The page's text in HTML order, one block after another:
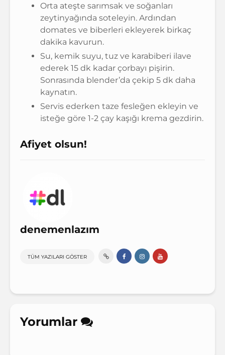
Orta ateşte sarımsak ve soğanları
zeytinyağında soteleyin. Ardından
domates ve biberleri ekleyerek birkaç
dakika kavurun.
Su, kemik suyu, tuz ve karabiberi ilave
ederek 15 dk kadar çorbayı pişirin.
Sonrasında blender’da çekip 5 dk daha
kaynatın.
Servis ederken taze fesleğen ekleyin ve
isteğe göre 1-2 çay kaşığı krema gezdirin.
Afiyet olsun!
denemenlazım
TÜM YAZILARI GÖSTER
Yorumlar